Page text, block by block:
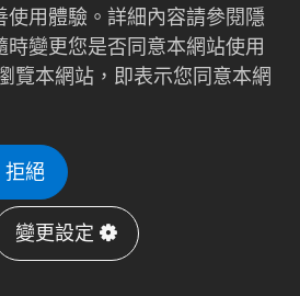
and comfortable alternatives for
使用體驗。詳細內容請參閱隱
時變更您是否同意本網站使用
覽本網站，即表示您同意本網
拒絕
變更設定